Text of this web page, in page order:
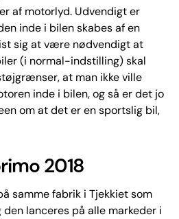
af motorlyd. Udvendigt er
inde i bilen skabes af en
sig at være nødvendigt at
(i normal-indstilling) skal
at man ikke ville
inde i bilen, og så er det jo
om at det er en sportslig bil,
2018
samme fabrik i Tjekkiet som
lanceres på alle markeder i